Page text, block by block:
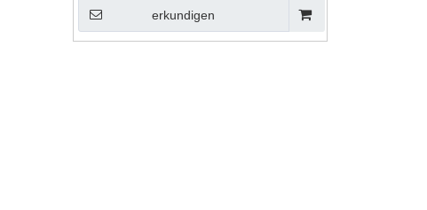
erkundigen